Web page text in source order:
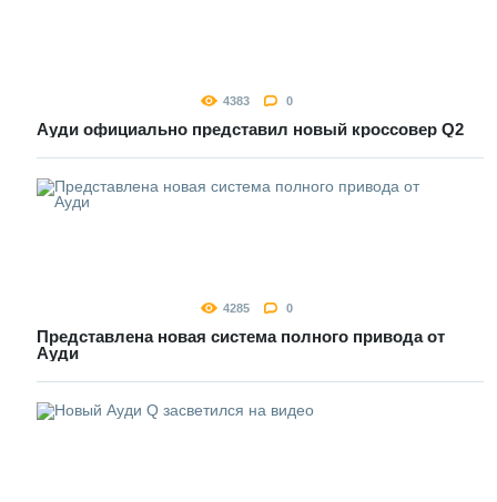
4383 0
Ауди официально представил новый кроссовер Q2
4285 0
Представлена новая система полного привода от
Ауди